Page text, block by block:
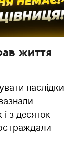
життя
наслідки
з десяток